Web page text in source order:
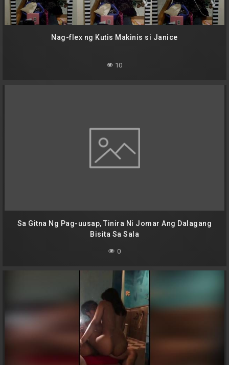
Nag-flex ng Kutis Makinis si Janice
10
Sa Gitna Ng Pag-uusap, Tinira Ni Jomar Ang Dalagang
Bisita Sa Sala
0